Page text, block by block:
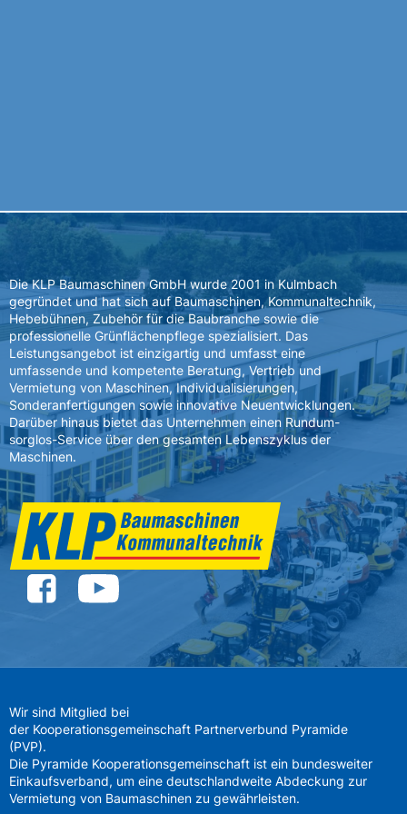
Die KLP Baumaschinen GmbH wurde 2001 in Kulmbach
gegründet und hat sich auf Baumaschinen, Kommunaltechnik,
Hebebühnen, Zubehör für die Baubranche sowie die
professionelle Grünflächenpflege spezialisiert. Das
Leistungsangebot ist einzigartig und umfasst eine
umfassende und kompetente Beratung, Vertrieb und
Vermietung von Maschinen, Individualisierungen,
Sonderanfertigungen sowie innovative Neuentwicklungen.
Darüber hinaus bietet das Unternehmen einen Rundum-
sorglos-Service über den gesamten Lebenszyklus der
Maschinen.
Wir sind Mitglied bei
der Kooperationsgemeinschaft Partnerverbund Pyramide
(PVP).
Die Pyramide Kooperationsgemeinschaft ist ein bundesweiter
Einkaufsverband, um eine deutschlandweite Abdeckung zur
Vermietung von Baumaschinen zu gewährleisten.